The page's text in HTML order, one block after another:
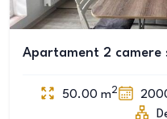
Apartament 2 camere
50.00 m2